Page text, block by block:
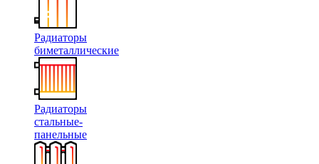
Радиаторы
биметаллические
Радиаторы
стальные-
панельные